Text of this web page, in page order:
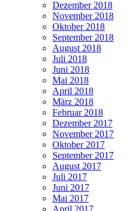
Dezember 2018
November 2018
Oktober 2018
September 2018
August 2018
Juli 2018
Juni 2018
Mai 2018
April 2018
März 2018
Februar 2018
Dezember 2017
November 2017
Oktober 2017
September 2017
August 2017
Juli 2017
Juni 2017
Mai 2017
April 2017